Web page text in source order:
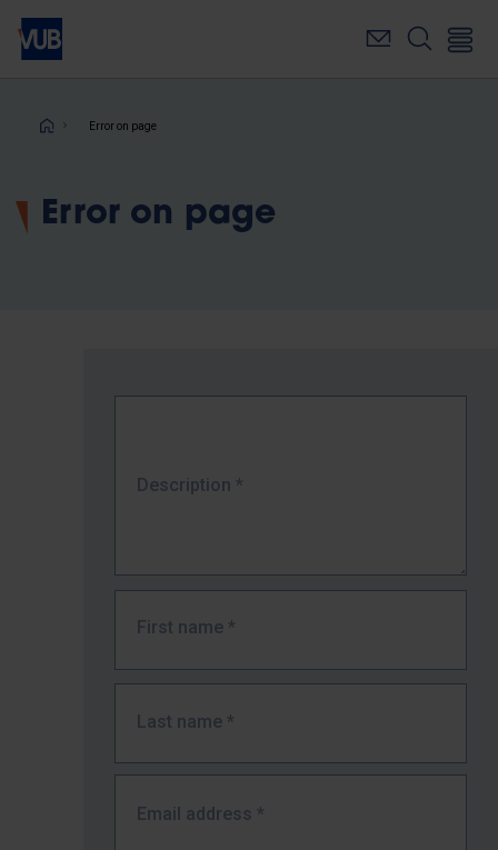
Skip
main
Breadcrumb
Error on page
Error on page
Description *
First name *
Last name *
Email address *